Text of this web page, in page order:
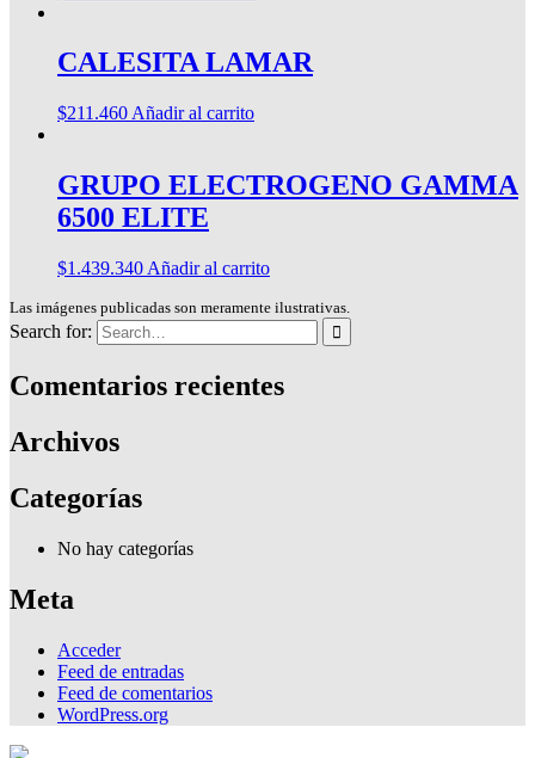
CALESITA LAMAR
$211.460 Añadir al carrito
GRUPO ELECTROGENO GAMMA
6500 ELITE
$1.439.340 Añadir al carrito
Las imágenes publicadas son meramente ilustrativas.
Search for:
Comentarios recientes
Archivos
Categorías
No hay categorías
Meta
Acceder
Feed de entradas
Feed de comentarios
WordPress.org